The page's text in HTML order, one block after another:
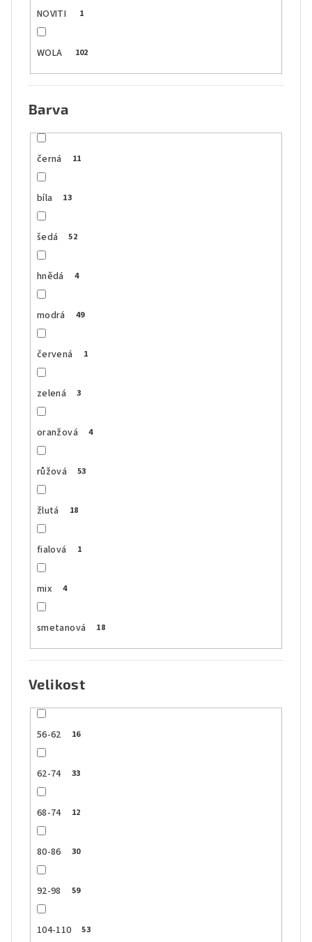
NOVITI 1
WOLA 102
Barva
černá 11
bíla 13
šedá 52
hnědá 4
modrá 49
červená 1
zelená 3
oranžová 4
růžová 53
žlutá 18
fialová 1
mix 4
smetanová 18
Velikost
56-62 16
62-74 33
68-74 12
80-86 30
92-98 59
104-110 53